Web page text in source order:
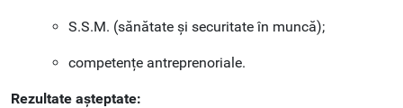
S.S.M. (sănătate și securitate în muncă);
competențe antreprenoriale.
Rezultate așteptate: